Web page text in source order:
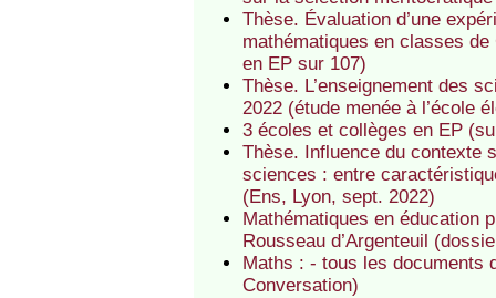
Thèse. Évaluation d’une
mathématiques en classes
en EP sur 107)
Thèse. L’enseignement des
2022 (étude menée à l’école
3 écoles et collèges en EP
Thèse. Influence du contexte
sciences : entre
(Ens, Lyon, sept. 2022)
Mathématiques en éducation
Rousseau d’Argenteuil
Maths : - tous les documents
Conversation)